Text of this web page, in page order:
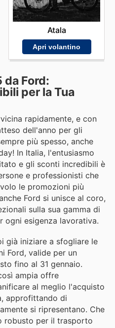
Atala
Apri volantino
da Ford:
per la Tua
rapidamente, e con
dell'anno per gli
più spesso, anche
In Italia, l'entusiasmo
e gli sconti incredibili è
e professionisti che
le promozioni più
Ford si unisce al coro,
sulla sua gamma di
esigenza lavorativa.
già iniziare a sfogliare le
Ford, valide per un
fino al 31 gennaio.
ampia offre
al meglio l'acquisto
approfittando di
si ripresentano. Che
robusto per il trasporto